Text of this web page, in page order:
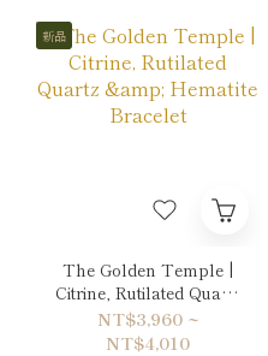
新品
The Golden Temple |
Citrine, Rutilated Quartz
& Hematite Bracelet
NT$3,960 ~
NT$4,010